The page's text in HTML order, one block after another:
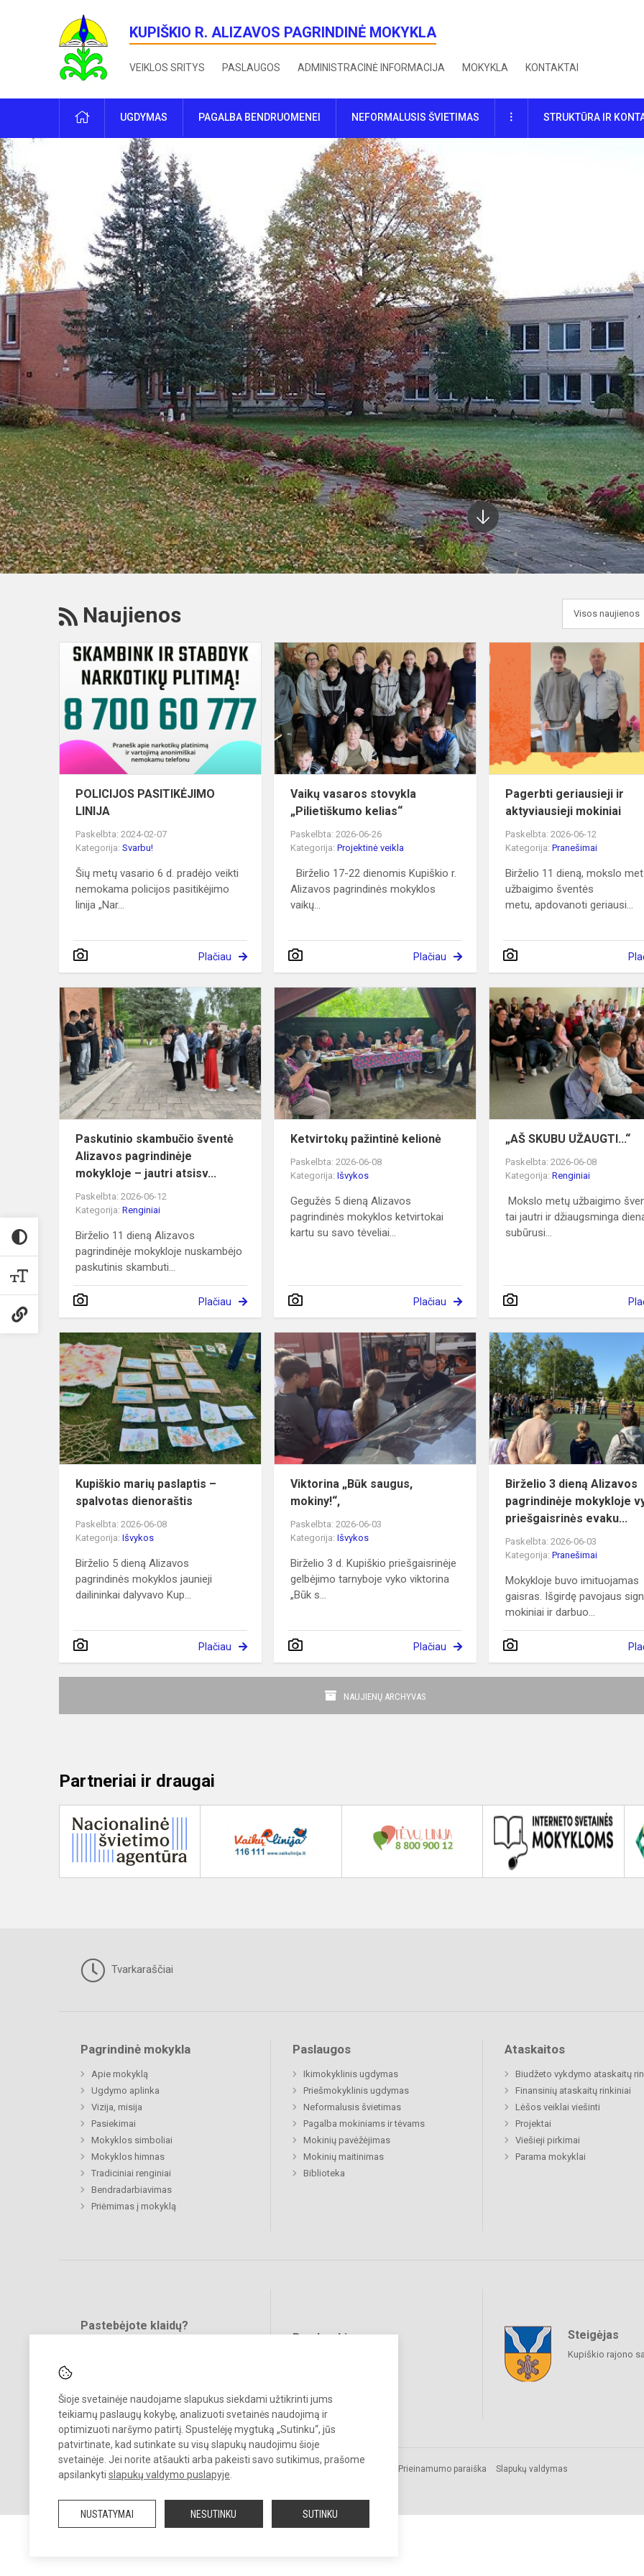
Šioje svetainėje naudojame slapukus siekdami užtikrinti jums
teikiamų paslaugų kokybę, analizuoti svetainės naudojimą ir
optimizuoti naršymo patirtį. Spustelėję mygtuką „Sutinku“, jūs
patvirtinate, kad sutinkate su visų slapukų naudojimu šioje
svetainėje. Jei norite atšaukti arba pakeisti savo sutikimus, prašome
apsilankyti slapukų valdymo puslapyje
NUSTATYMAI NESUTINKU SUTINKU
KUPIŠKIO R. ALIZAVOS PAGRINDINĖ MOKYKLA
VEIKLOS SRITYS PASLAUGOS ADMINISTRACINĖ INFORMACIJA MOKYKLA KONTAKTAI
PRADŽIAUGDYMAS PAGALBA BENDRUOMENEI NEFORMALUSIS ŠVIETIMAS DAUGIAUSTRUKTŪRA IR
Į
apačią
RSS
Naujienos
POLICIJOS
PASITIKĖJIMO
LINIJA
POLICIJOS PASITIKĖJIMO
LINIJA
Paskelbta: 2024-02-07
Kategorija: Svarbu!
Šių metų vasario 6 d. pradėjo veikti
nemokama policijos pasitikėjimo
linija „Nar...
Plačiau
vasaros
stovykla
„Pilietiškumo
kelias“
Vaikų vasaros stovykla
„Pilietiškumo kelias“
Paskelbta: 2026-06-26
Kategorija:Projektinė veikla
Birželio 17-22 dienomis Kupiškio r.
Alizavos pagrindinės mokyklos
vaikų...
Plačiau
Pagerbti geriausieji ir
aktyviausieji mokiniai
Paskelbta: 2026-06-12
Kategorija:Pranešimai
Birželio 11 dieną, mokslo
užbaigimo šventės
metu, apdovanoti geriausi...
Paskutinio
skambučio
šventė
Alizavos
pagrindinėje
mokykloje...
Paskutinio skambučio šventė
Alizavos pagrindinėje
mokykloje – jautri atsisv...
Paskelbta: 2026-06-12
Kategorija: Renginiai
Birželio 11 dieną Alizavos
pagrindinėje mokykloje nuskambėjo
paskutinis skambuti...
Plačiau
Ketvirtokų
pažintinė
kelionė
Ketvirtokų pažintinė kelionė
Paskelbta: 2026-06-08
Kategorija:Išvykos
Gegužės 5 dieną Alizavos
pagrindinės mokyklos ketvirtokai
kartu su savo tėveliai...
Plačiau
„AŠ SKUBU UŽAUGTI...“
Paskelbta: 2026-06-08
Kategorija:Renginiai
Mokslo metų užbaigimo
tai jautri ir džiaugsminga
subūrusi...
Kupiškio
marių
paslaptis
–
spalvotas
dienoraštis
Kupiškio marių paslaptis –
spalvotas dienoraštis
Paskelbta: 2026-06-08
Kategorija: Išvykos
Birželio 5 dieną Alizavos
pagrindinės mokyklos jaunieji
dailininkai dalyvavo Kup...
Plačiau
Viktorina
„Būk
saugus,
mokiny!“,
Viktorina „Būk saugus,
mokiny!“,
Paskelbta: 2026-06-03
Kategorija:Išvykos
Birželio 3 d. Kupiškio priešgaisrinėje
gelbėjimo tarnyboje vyko viktorina
„Būk s...
Plačiau
Birželio 3 dieną Alizavos
pagrindinėje mokykloje
priešgaisrinės evaku...
Paskelbta: 2026-06-03
Kategorija:Pranešimai
Mokykloje buvo imituojamas
gaisras. Išgirdę pavojaus
mokiniai ir darbuo...
NAUJIENŲ ARCHYVAS
Partneriai ir draugai
Tvarkaraščiai
Pagrindinė mokykla
Apie mokyklą
Ugdymo aplinka
Vizija, misija
Pasiekimai
Mokyklos simboliai
Mokyklos himnas
Tradiciniai renginiai
Bendradarbiavimas
Priėmimas į mokyklą
Paslaugos
Ikimokyklinis ugdymas
Priešmokyklinis ugdymas
Neformalusis švietimas
Pagalba mokiniams ir tėvams
Mokinių pavėžėjimas
Mokinių maitinimas
Biblioteka
Ataskaitos
Biudžeto vykdymo ataskaitų
Finansinių ataskaitų rinkiniai
Lėšos veiklai viešinti
Projektai
Viešieji pirkimai
Parama mokyklai
Pastebėjote klaidų?
Bendraukime Steigėjas
Kupiškio rajono
© 2023. Kupiškio r. Alizavos pagrindinė mokykla. Visos teisės saugomos.
Kopijuoti turinį be raštiško įstaigos administracijos sutikimo griežtai
Prieinamumo paraiška Slapukų valdymas